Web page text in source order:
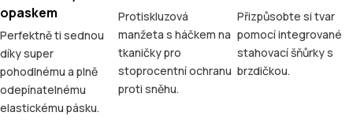
opaskem
Perfektně ti sednou
díky super
pohodlnému a plně
odepínatelnému
elastickému pásku.
Protiskluzová
manžeta s háčkem na
tkaničky pro
stoprocentní ochranu
proti sněhu.
Přizpůsobte si tvar
pomocí integrované
stahovací šňůrky s
brzdičkou.